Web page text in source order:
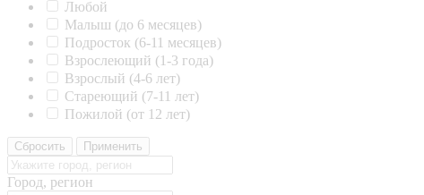
Любой
Малыш (до 6 месяцев)
Подросток (6-11 месяцев)
Взрослеющий (1-3 года)
Взрослый (4-6 лет)
Стареющий (7-11 лет)
Пожилой (от 12 лет)
Сбросить Применить
Город, регион